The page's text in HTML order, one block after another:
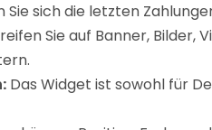
Sie sich die letzten
Sie auf Banner, Bilder,
Das Widget ist sowohl für